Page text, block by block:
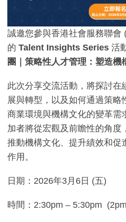
誠邀您參與香港社會服務聯會
的 Talent Insights Series 活
團｜策略性人才管理：塑造機
此次分享交流活動，將探討在
展與轉型，以及如何通過策略
商業環境與機構文化的變革需
加者將從宏觀及前瞻性的角度
推動機構文化、提升績效和促
作用。
日期：2026年3月6日 (五)
時間：2:30pm – 5:30pm